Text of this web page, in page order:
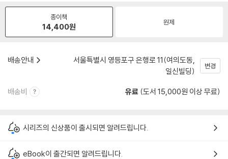
종이책
14,400원 원제
배송안내
서울특별시 영등포구 은행로 11(여의도동,
일신빌딩)
변경
배송비 유료 (도서 15,000원 이상 무료)
시리즈의 신상품이 출시되면 알려드립니다.
eBook이 출간되면 알려드립니다.